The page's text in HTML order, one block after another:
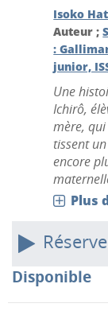
Isoko
Auteur ;
:
junior,
Une
Ichirô,
mère,
tissent
encore
Plus
Disponible